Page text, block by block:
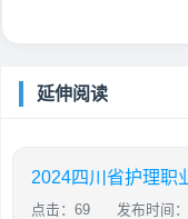
延伸阅读
2024四川省护理职
点击：69 发布时间